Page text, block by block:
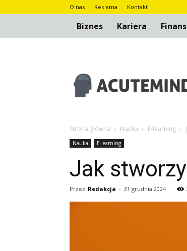
O nas Reklama Kontakt
Biznes Kariera
Strona główna Nauka E-learning
Nauka E-learning
Jak
Przez Redakcja - 31 grudnia 2024